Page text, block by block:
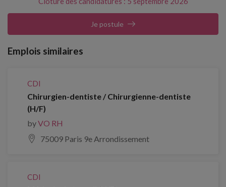
Je postule
Emplois similaires
CDI
Chirurgien-dentiste / Chirurgienne-dentiste
(H/F)
byVO RH
75009 Paris 9e Arrondissement
CDI